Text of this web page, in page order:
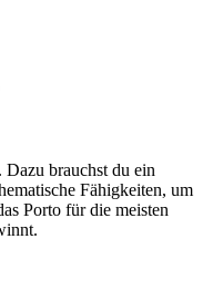
brauchst du ein
Fähigkeiten, um
Porto für die meisten